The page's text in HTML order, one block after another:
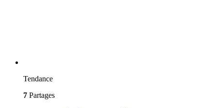
Tendance
7 Partages